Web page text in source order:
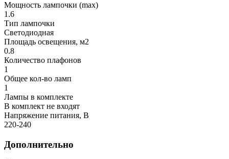
Мощность лампочки (max)
1.6
Тип лампочки
Светодиодная
Площадь освещения, м2
0.8
Количество плафонов
1
Общее кол-во ламп
1
Лампы в комплекте
В комплект не входят
Напряжение питания, В
220-240
Дополнительно